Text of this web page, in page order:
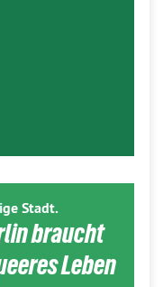
Stadt.
braucht
Leben